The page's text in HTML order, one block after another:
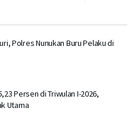
Polres Nunukan Buru Pelaku di
Persen di Triwulan I-2026,
Utama